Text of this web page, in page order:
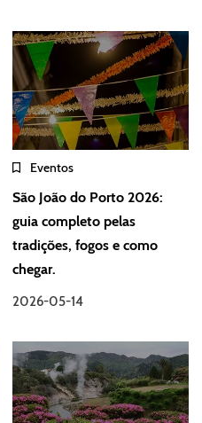
Eventos
São João do Porto 2026:
guia completo pelas
tradições, fogos e como
chegar.
2026-05-14